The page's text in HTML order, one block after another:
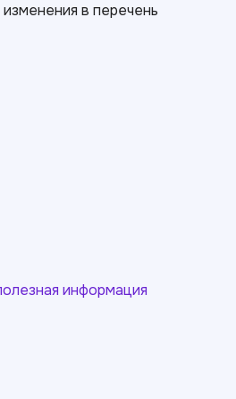
в перечень
информация